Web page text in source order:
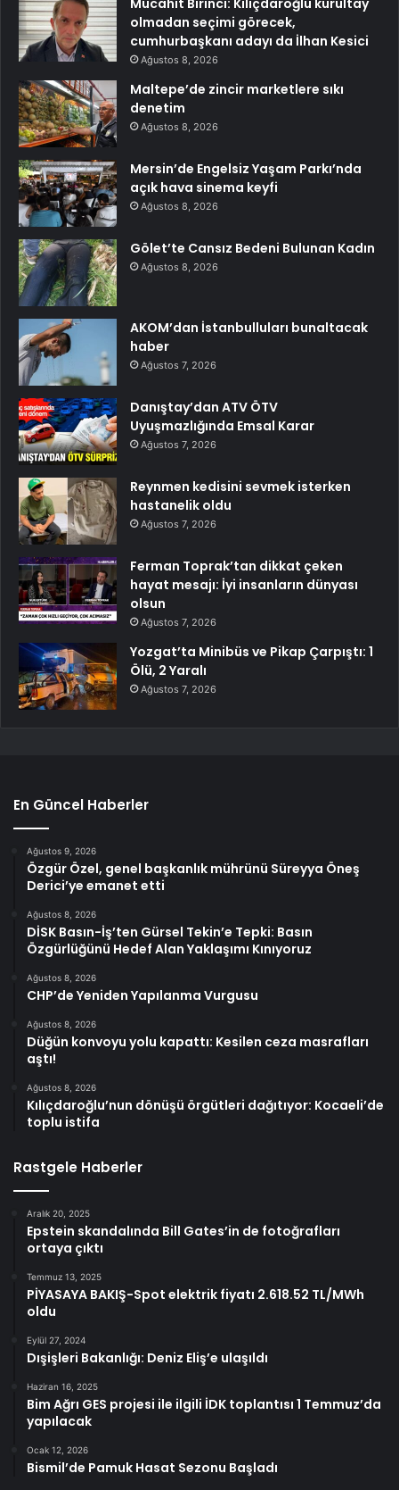
olmadan seçimi görecek,
cumhurbaşkanı adayı da İlhan Kesici
Ağustos 8, 2026
Maltepe’de zincir marketlere sıkı
denetim
Ağustos 8, 2026
Mersin’de Engelsiz Yaşam Parkı’nda
açık hava sinema keyfi
Ağustos 8, 2026
Gölet’te Cansız Bedeni Bulunan Kadın
Ağustos 8, 2026
AKOM’dan İstanbulluları bunaltacak
haber
Ağustos 7, 2026
Danıştay’dan ATV ÖTV
Uyuşmazlığında Emsal Karar
Ağustos 7, 2026
Reynmen kedisini sevmek isterken
hastanelik oldu
Ağustos 7, 2026
Ferman Toprak’tan dikkat çeken
hayat mesajı: İyi insanların dünyası
olsun
Ağustos 7, 2026
Yozgat’ta Minibüs ve Pikap Çarpıştı: 1
Ölü, 2 Yaralı
Ağustos 7, 2026
En Güncel Haberler
Ağustos 9, 2026
Özgür Özel, genel başkanlık mührünü Süreyya Öneş
Derici’ye emanet etti
Ağustos 8, 2026
DİSK Basın-İş’ten Gürsel Tekin’e Tepki: Basın
Özgürlüğünü Hedef Alan Yaklaşımı Kınıyoruz
Ağustos 8, 2026
CHP’de Yeniden Yapılanma Vurgusu
Ağustos 8, 2026
Düğün konvoyu yolu kapattı: Kesilen ceza masrafları
aştı!
Ağustos 8, 2026
Kılıçdaroğlu’nun dönüşü örgütleri dağıtıyor: Kocaeli’de
toplu istifa
Rastgele Haberler
Aralık 20, 2025
Epstein skandalında Bill Gates’in de fotoğrafları
ortaya çıktı
Temmuz 13, 2025
PİYASAYA BAKIŞ-Spot elektrik fiyatı 2.618.52 TL/MWh
oldu
Eylül 27, 2024
Dışişleri Bakanlığı: Deniz Eliş’e ulaşıldı
Haziran 16, 2025
Bim Ağrı GES projesi ile ilgili İDK toplantısı 1 Temmuz’da
yapılacak
Ocak 12, 2026
Bismil’de Pamuk Hasat Sezonu Başladı